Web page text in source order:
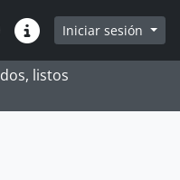
page
Enlaces rápidos
Iniciar sesión
listos